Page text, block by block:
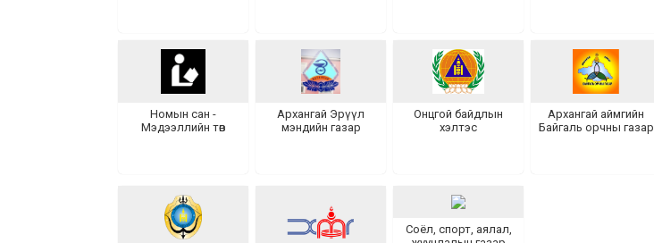
Номын сан -
Мэдээллийн төв
Архангай Эрүүл
мэндийн газар
Онцгой байдлын
хэлтэс
Архангай аймгийн
Байгаль орчны газар
Соёл, спорт, аялал,